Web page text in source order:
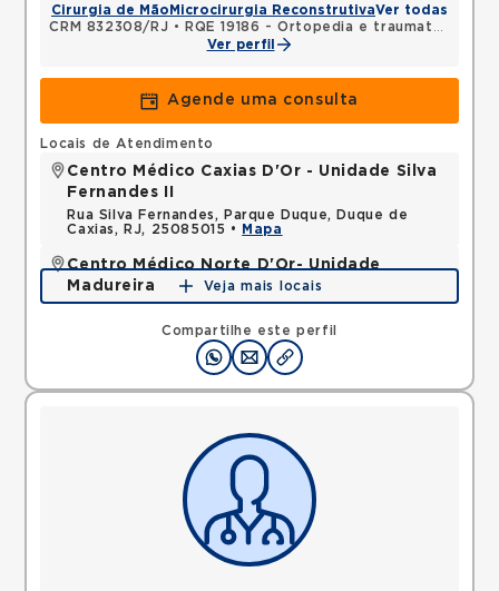
Cirurgia de Mão Microcirurgia ReconstrutivaVer todas
CRM 832308/RJ • RQE 19186 - Ortopedia e traumatologia
Ver perfil
Agende uma consulta
Compartilhe este perfil
Locais de Atendimento
Centro Médico Caxias D'Or - Unidade Silva
Fernandes II
Rua Silva Fernandes, Parque Duque, Duque de
Caxias, RJ, 25085015 •
Mapa
Centro Médico Norte D'Or- Unidade
Madureira
Rua Soares Caldeira, Madureira, Rio de Janeiro, RJ,
Mapa
Veja mais locais